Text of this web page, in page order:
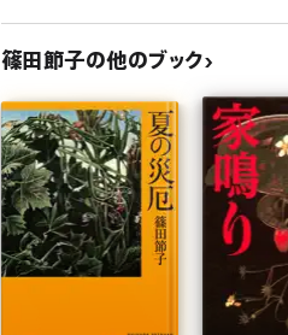
篠田節子の他のブック